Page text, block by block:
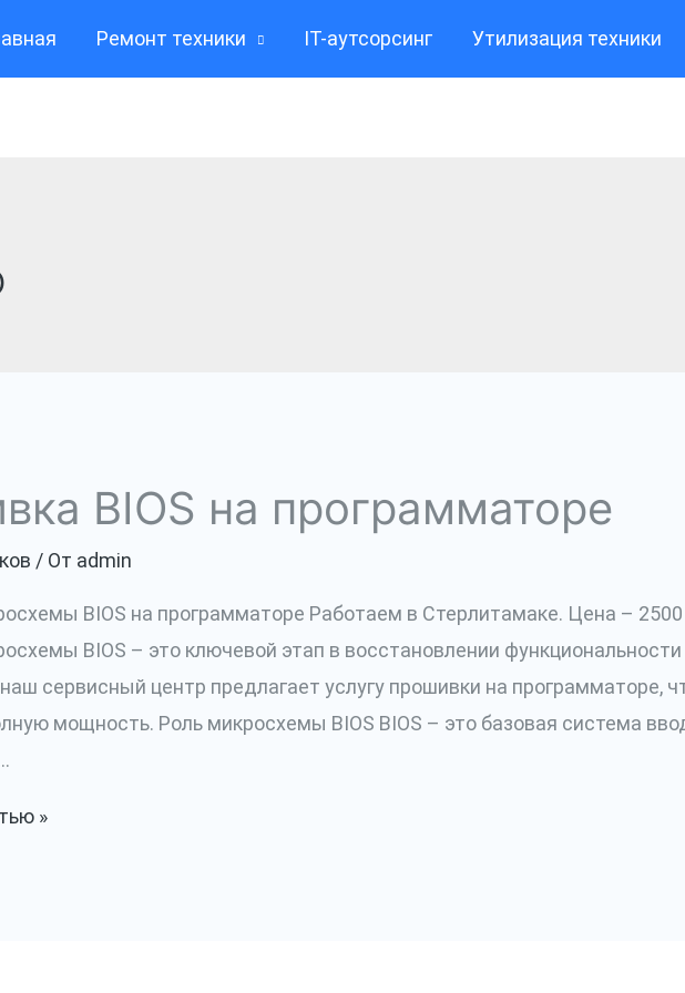
Ремонт техники IT-аутсорсинг Утилизация техники
BIOS на программаторе
/ От admin
BIOS на программаторе Работаем в Стерлитамаке. Цена – 2500
BIOS – это ключевой этап в восстановлении функциональности
сервисный центр предлагает услугу прошивки на программаторе,
мощность. Роль микросхемы BIOS BIOS – это базовая система
»